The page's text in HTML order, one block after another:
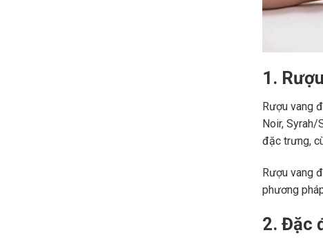
1.
Rượu vang
Noir,
đặc trưng,
Rượu vang
phương
2. Đặc